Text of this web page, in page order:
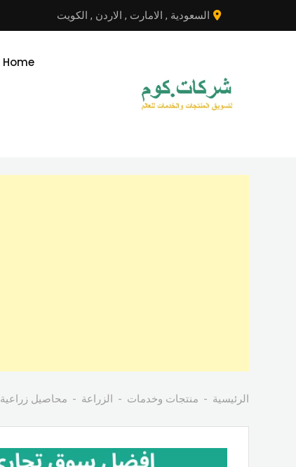
إلى
السعودية , الامارت , الاردن , الكويت
Home
الرئيسية منتجات وخدمات الزراعة محاصيل زراعية